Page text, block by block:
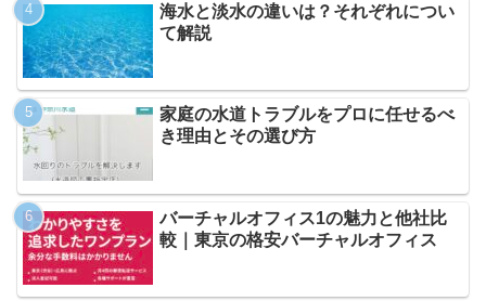
海水と淡水の違いは？それぞれについ
て解説
家庭の水道トラブルをプロに任せるべ
き理由とその選び方
バーチャルオフィス1の魅力と他社比
較｜東京の格安バーチャルオフィス